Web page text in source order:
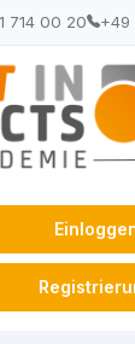
714 00 20 +49